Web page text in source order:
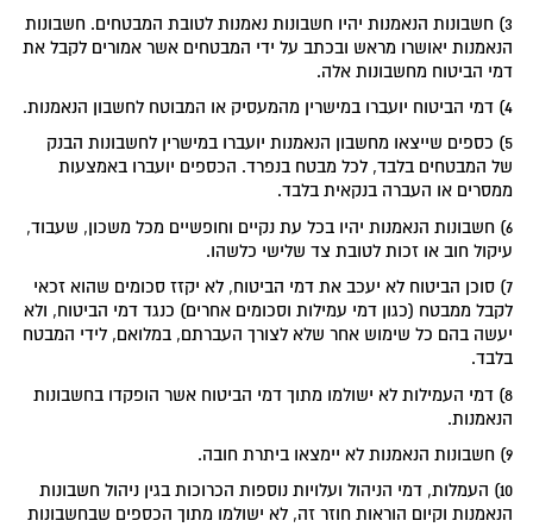
3) חשבונות הנאמנות יהיו חשבונות נאמנות לטובת המבטחים. חשבונות
הנאמנות יאושרו מראש ובכתב על ידי המבטחים אשר אמורים לקבל את
דמי הביטוח מחשבונות אלה.
4) דמי הביטוח יועברו במישרין מהמעסיק או המבוטח לחשבון הנאמנות.
5) כספים שייצאו מחשבון הנאמנות יועברו במישרין לחשבונות הבנק
של המבטחים בלבד, לכל מבטח בנפרד. הכספים יועברו באמצעות
ממסרים או העברה בנקאית בלבד.
6) חשבונות הנאמנות יהיו בכל עת נקיים וחופשיים מכל משכון, שעבוד,
עיקול חוב או זכות לטובת צד שלישי כלשהו.
7) סוכן הביטוח לא יעכב את דמי הביטוח, לא יקזז סכומים שהוא זכאי
לקבל ממבטח (כגון דמי עמילות וסכומים אחרים) כנגד דמי הביטוח, ולא
יעשה בהם כל שימוש אחר שלא לצורך העברתם, במלואם, לידי המבטח
בלבד.
8) דמי העמילות לא ישולמו מתוך דמי הביטוח אשר הופקדו בחשבונות
הנאמנות.
9) חשבונות הנאמנות לא יימצאו ביתרת חובה.
10) העמלות, דמי הניהול ועלויות נוספות הכרוכות בגין ניהול חשבונות
הנאמנות וקיום הוראות חוזר זה, לא ישולמו מתוך הכספים שבחשבונות